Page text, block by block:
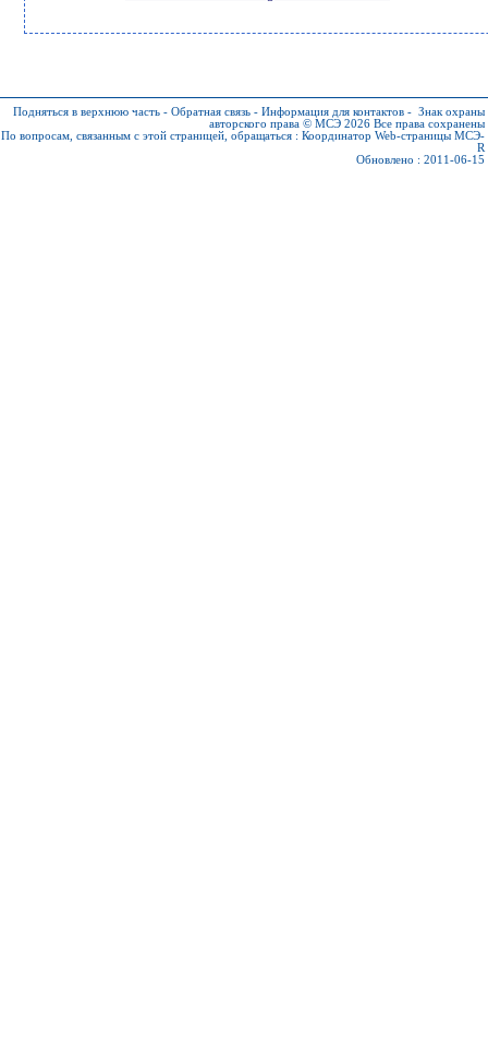
Подняться в верхнюю часть - Обратная связь - Информация для контактов - Знак охраны
авторского права © МСЭ 2026 Все права сохранены
По вопросам, связанным с этой страницей, обращаться : Координатор Web-страницы МСЭ-
R
Обновлено : 2011-06-15